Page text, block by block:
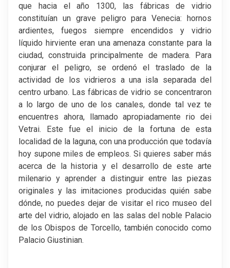
que hacia el año 1300, las fábricas de vidrio
constituían un grave peligro para Venecia: hornos
ardientes, fuegos siempre encendidos y vidrio
líquido hirviente eran una amenaza constante para la
ciudad, construida principalmente de madera. Para
conjurar el peligro, se ordenó el traslado de la
actividad de los vidrieros a una isla separada del
centro urbano. Las fábricas de vidrio se concentraron
a lo largo de uno de los canales, donde tal vez te
encuentres ahora, llamado apropiadamente rio dei
Vetrai. Este fue el inicio de la fortuna de esta
localidad de la laguna, con una producción que todavía
hoy supone miles de empleos. Si quieres saber más
acerca de la historia y el desarrollo de este arte
milenario y aprender a distinguir entre las piezas
originales y las imitaciones producidas quién sabe
dónde, no puedes dejar de visitar el rico museo del
arte del vidrio, alojado en las salas del noble Palacio
de los Obispos de Torcello, también conocido como
Palacio Giustinian.